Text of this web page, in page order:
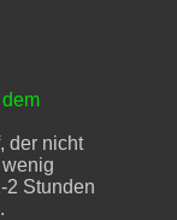
der nicht
2 Stunden